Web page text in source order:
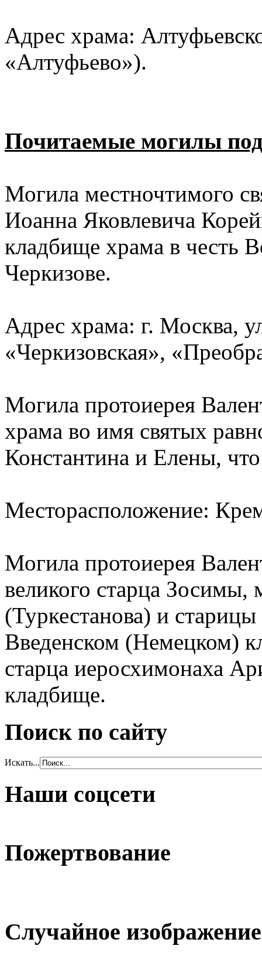
Адрес храма:
«Алтуфьево»).
Почитаемые могилы
Могила местночтимого
Иоанна Яковлевича
кладбище храма в честь
Черкизове.
Адрес храма: г. Москва,
«Черкизовская»,
Могила протоиерея
храма во имя святых
Константина и Елены,
Месторасположение:
Могила протоиерея
великого старца
(Туркестанова) и
Введенском (Немецком)
старца иеросхимонаха
кладбище.
Поиск по сайту
Искать...
Наши соцсети
Пожертвование
Случайное изображение